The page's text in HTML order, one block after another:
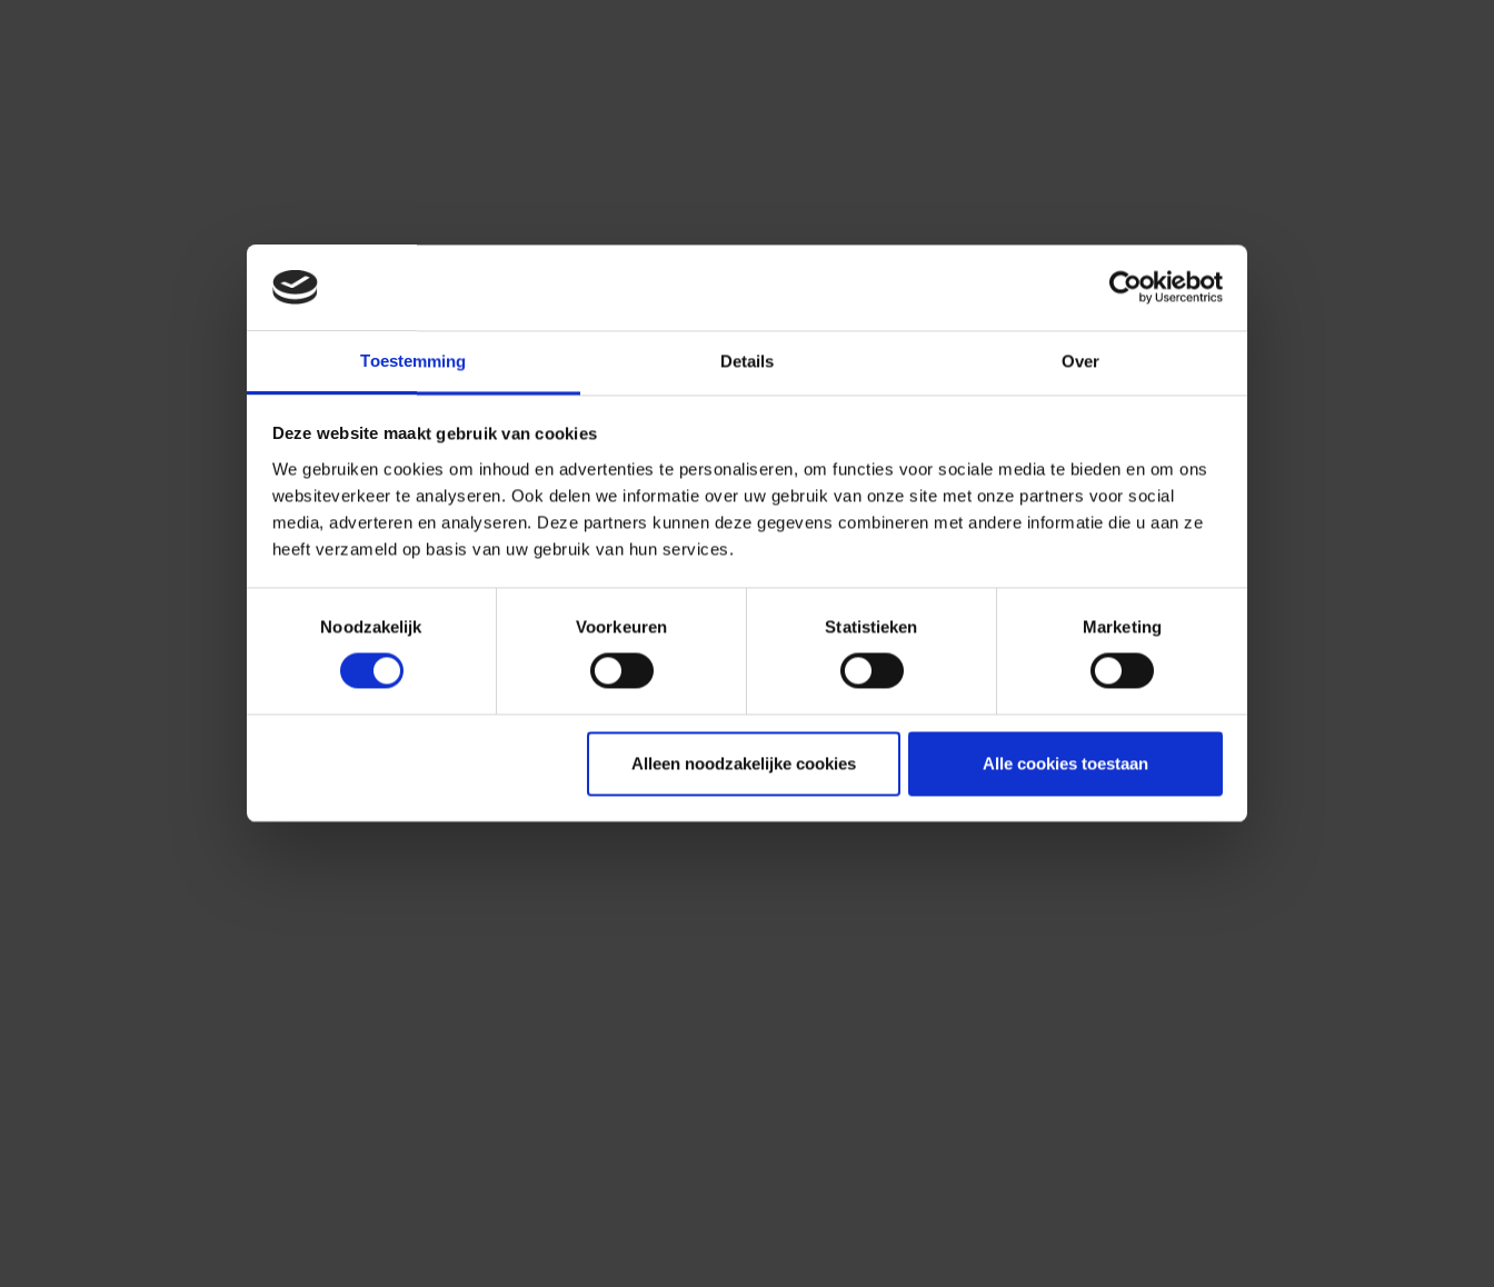
Toestemming Details Over
Deze website maakt gebruik van cookies
We gebruiken cookies om inhoud en advertenties te personaliseren, om functies voor sociale media te bieden en om ons
websiteverkeer te analyseren. Ook delen we informatie over uw gebruik van onze site met onze partners voor social
media, adverteren en analyseren. Deze partners kunnen deze gegevens combineren met andere informatie die u aan ze
heeft verzameld op basis van uw gebruik van hun services.
Noodzakelijk
Voorkeuren Statistieken Marketing
Alleen noodzakelijke cookies Alle cookies toestaan